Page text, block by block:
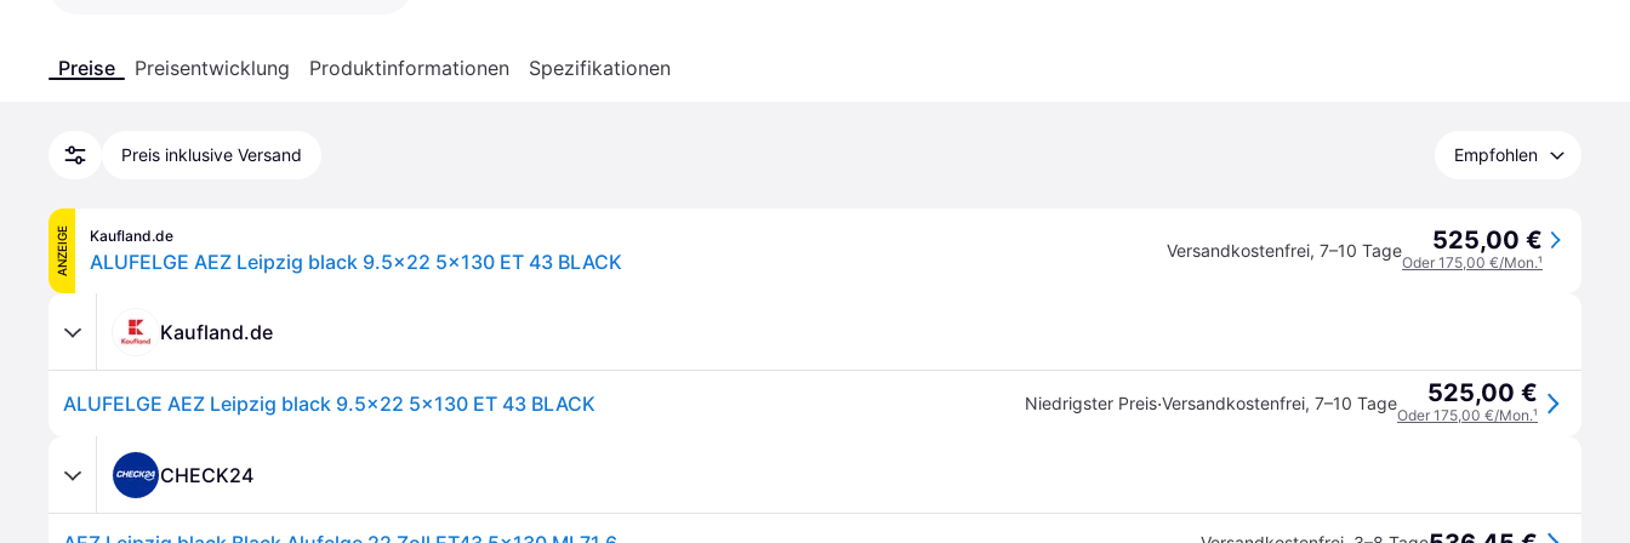
Preise Preisentwicklung Produktinformationen Spezifikationen
Preis inklusive Versand Empfohlen
ANZEIGE Kaufland.de
ALUFELGE AEZ Leipzig black 9.5x22 5x130 ET 43 BLACK Versandkostenfrei, 7–10 Tage 525,00 €
Oder 175,00 €/Mon.¹
Kaufland.de
ALUFELGE AEZ Leipzig black 9.5x22 5x130 ET 43 BLACK Niedrigster Preis·Versandkostenfrei, 7–10 Tage 525,00 €
Oder 175,00 €/Mon.¹
CHECK24